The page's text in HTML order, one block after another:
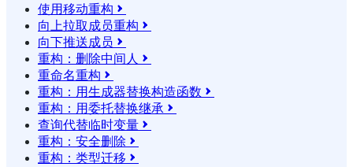
使用移动重构 
向上拉取成员重构 
向下推送成员 
重构：删除中间人 
重命名重构 
重构：用生成器替换构造函数 
重构：用委托替换继承 
查询代替临时变量 
重构：安全删除 
重构：类型迁移 